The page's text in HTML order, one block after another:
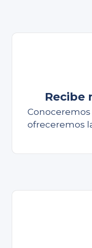
Recibe
ofreceremos